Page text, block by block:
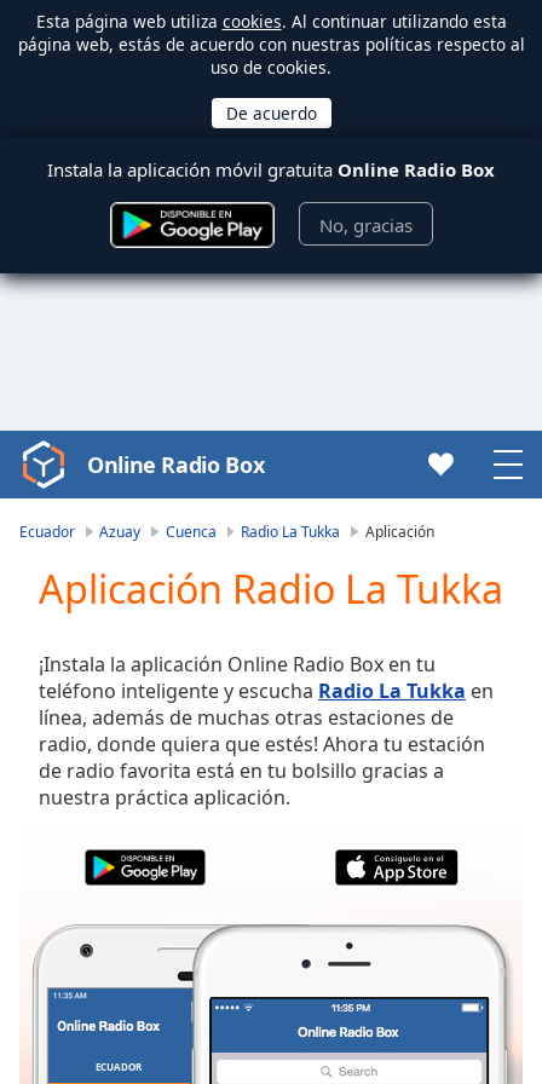
Esta página web utiliza cookies. Al continuar utilizando esta
página web, estás de acuerdo con nuestras políticas respecto al
uso de cookies.
Instala la aplicación móvil gratuita Online Radio Box
No, gracias
Video
Player
Play
Video
Skip
Backward
Skip
Forward
Mute
Current
Time0:00
Duration-:-
Stream
Type
LIVE
Seek to
currently
Online Radio Box
Ecuador Azuay Cuenca Radio La Tukka Aplicación
Aplicación Radio La Tukka
¡Instala la aplicación Online Radio Box en tu
teléfono inteligente y escucha Radio La Tukka en
línea, además de muchas otras estaciones de
radio, donde quiera que estés! Ahora tu estación
de radio favorita está en tu bolsillo gracias a
nuestra práctica aplicación.
ECUADOR